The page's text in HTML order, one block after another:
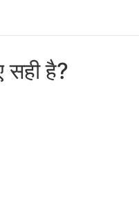
है?